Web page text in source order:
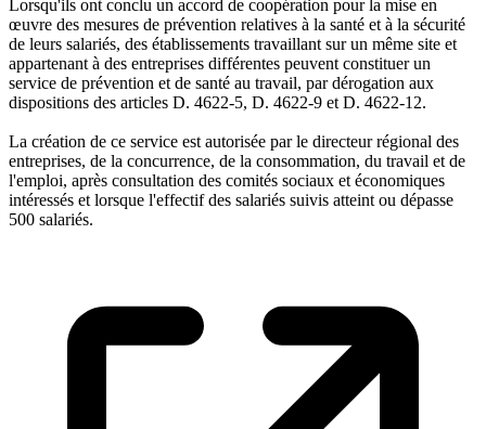
Lorsqu'ils ont conclu un accord de coopération pour la mise en
œuvre des mesures de prévention relatives à la santé et à la sécurité
de leurs salariés, des établissements travaillant sur un même site et
appartenant à des entreprises différentes peuvent constituer un
service de prévention et de santé au travail, par dérogation aux
dispositions des articles D. 4622-5, D. 4622-9 et D. 4622-12.
La création de ce service est autorisée par le directeur régional des
entreprises, de la concurrence, de la consommation, du travail et de
l'emploi, après consultation des comités sociaux et économiques
intéressés et lorsque l'effectif des salariés suivis atteint ou dépasse
500 salariés.